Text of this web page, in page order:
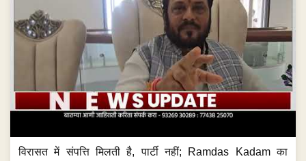
विरासत में संपत्ति मिलती है, पार्टी नहीं; Ramdas Kadam का